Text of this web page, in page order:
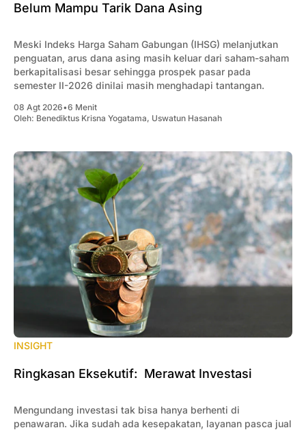
Belum Mampu Tarik Dana Asing
Meski Indeks Harga Saham Gabungan (IHSG) melanjutkan
penguatan, arus dana asing masih keluar dari saham-saham
berkapitalisasi besar sehingga prospek pasar pada
semester II-2026 dinilai masih menghadapi tantangan.
08 Agt 2026•6 Menit
Oleh: Benediktus Krisna Yogatama, Uswatun Hasanah
INSIGHT
Ringkasan Eksekutif: Merawat Investasi
Mengundang investasi tak bisa hanya berhenti di
penawaran. Jika sudah ada kesepakatan, layanan pasca jual